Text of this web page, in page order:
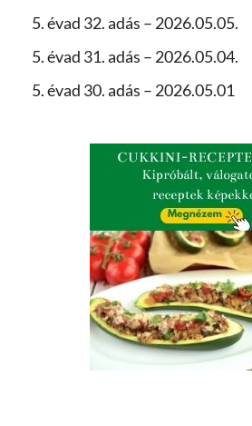
5. évad 32. adás – 2026.05.05.
5. évad 31. adás – 2026.05.04.
5. évad 30. adás – 2026.05.01